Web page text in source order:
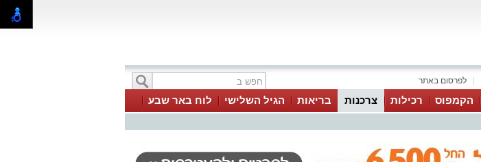
לפרסום באתר
הקמפוס רכילות צרכנות בריאות הגיל השלישי
לוח באר שבע